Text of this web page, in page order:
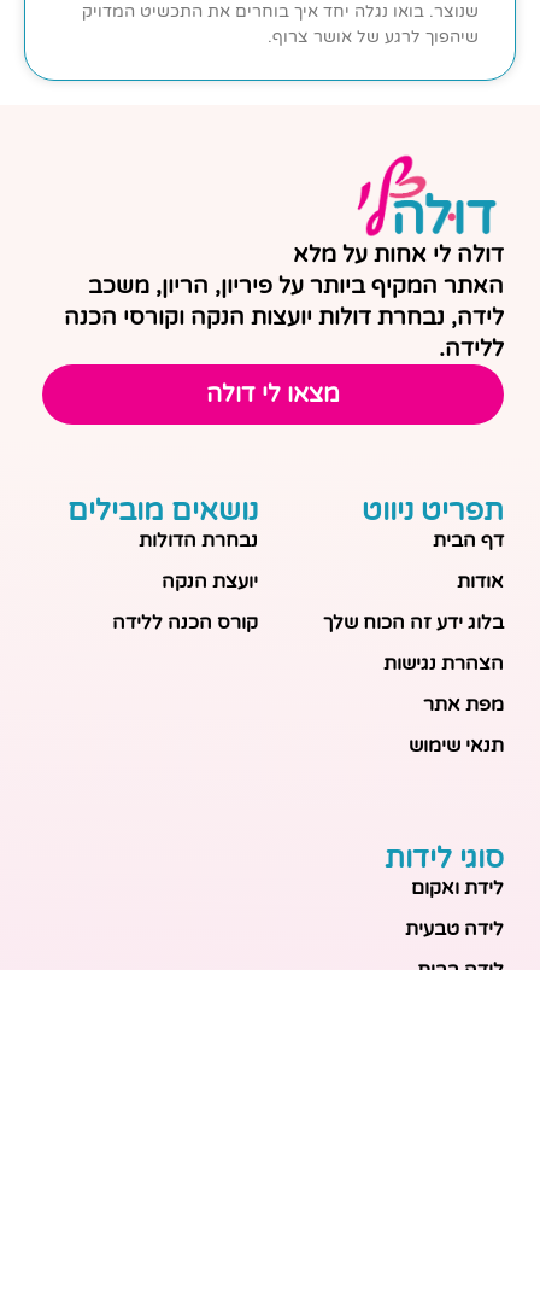
שנוצר. בואו נגלה יחד איך בוחרים את התכשיט המדויק
שיהפוך לרגע של אושר צרוף.
דולה לי אחות על מלא
האתר המקיף ביותר על פיריון, הריון, משכב
לידה, נבחרת דולות יועצות הנקה וקורסי הכנה
ללידה.
מצאו לי דולה
תפריט ניווט
דף הבית
אודות
בלוג ידע זה הכוח שלך
הצהרת נגישות
מפת אתר
תנאי שימוש
נושאים מובילים
נבחרת הדולות
יועצת הנקה
קורס הכנה ללידה
סוגי לידות
לידת ואקום
לידה טבעית
לידה בבית